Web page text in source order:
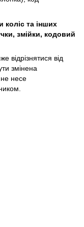
коліс та інших
змійки, кодовий
відрізнятися від
змінена
несе